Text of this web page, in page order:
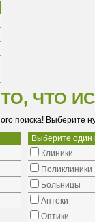
ЧТО
поиска! Выберите
Выберите
Клиники
Поликлиники
Больницы
Аптеки
Оптики